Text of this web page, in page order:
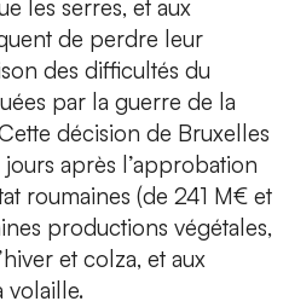
les serres, et aux
de perdre leur
des difficultés du
par la guerre de la
décision de Bruxelles
après l’approbation
roumaines (de 241 M€ et
productions végétales,
et colza, et aux
volaille.